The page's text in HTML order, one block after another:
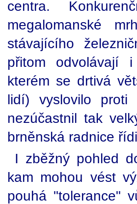
centra.
megalomanské
stávajícího
přitom odvolávají
kterém se drtivá
lidí) vyslovilo proti
nezúčastnil tak
brněnská radnice
I zběžný pohled
kam mohou vést
pouhá "tolerance"